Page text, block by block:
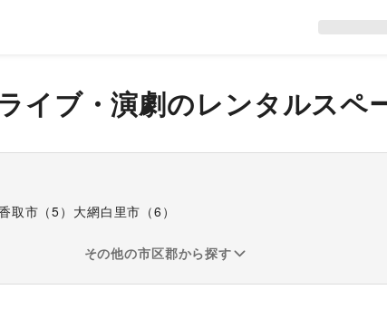
イブ・演劇のレンタルスペ
取市 （5） 大網白里市 （6 ）
その他の市区郡から探す